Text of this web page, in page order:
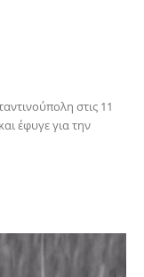
στις 11
έφυγε για την